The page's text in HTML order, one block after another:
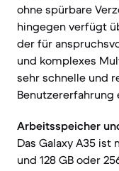
ohne spürbare
hingegen verfügt
der für
und komplexes
sehr schnelle und
Arbeitsspeicher
Das Galaxy A35 ist
und 128 GB oder